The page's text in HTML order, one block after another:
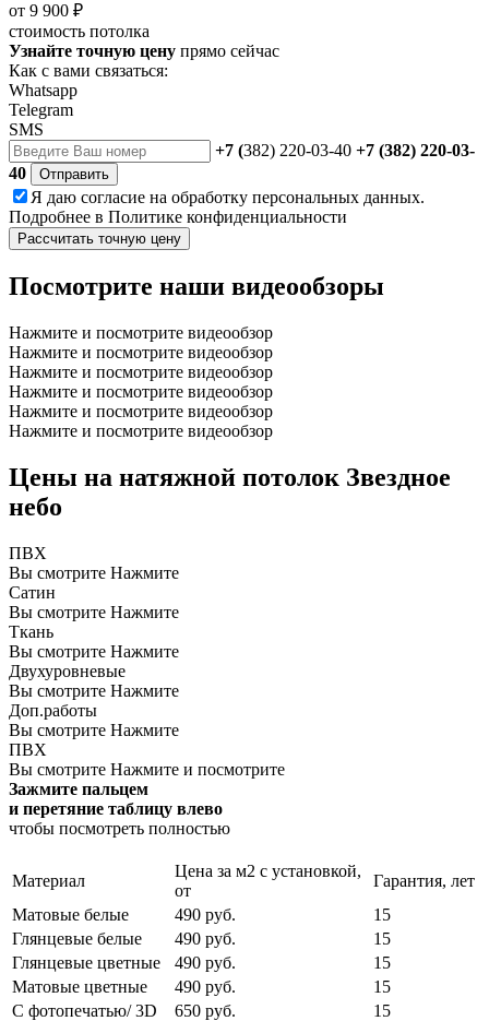
от 9 900 ₽
стоимость потолка
Узнайте точную цену прямо сейчас
Как с вами связаться:
Whatsapp
Telegram
SMS
+7 (382) 220-03-40 +7 (382) 220-03-
40
Отправить
Я даю согласие на обработку персональных данных.
Подробнее в Политике конфиденциальности
Рассчитать точную цену
Посмотрите наши видеообзоры
Нажмите и посмотрите видеообзор
Нажмите и посмотрите видеообзор
Нажмите и посмотрите видеообзор
Нажмите и посмотрите видеообзор
Нажмите и посмотрите видеообзор
Нажмите и посмотрите видеообзор
Цены на натяжной потолок Звездное
небо
ПВХ
Вы смотрите Нажмите
Сатин
Вы смотрите Нажмите
Ткань
Вы смотрите Нажмите
Двухуровневые
Вы смотрите Нажмите
Доп.работы
Вы смотрите Нажмите
ПВХ
Вы смотрите Нажмите и посмотрите
Зажмите пальцем
и перетяние таблицу влево
чтобы посмотреть полностью
Материал
Цена за м2 с установкой,
от
Гарантия, лет
Матовые белые
490 руб.
15
Глянцевые белые
490 руб.
15
Глянцевые цветные
490 руб.
15
Матовые цветные
490 руб.
15
С фотопечатью/ 3D
650 руб.
15